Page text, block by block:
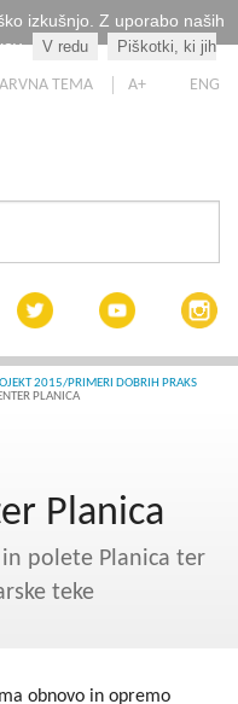
izkušnjo. Z uporabo naših
V redu
Piškotki, ki jih
TEMA A+ ENG
2015/PRIMERI DOBRIH PRAKS
PLANICA
Planica
in polete Planica ter
teke
obnovo in opremo